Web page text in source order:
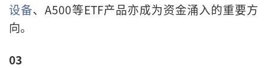
设备、A500等ETF产品亦成为资金涌入的重要方
向。
03